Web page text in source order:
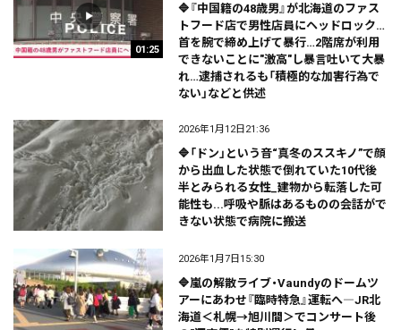
01:25
🔷『中国籍の48歳男』が北海道のファス
トフード店で男性店員にヘッドロック…
首を腕で締め上げて暴行…2階席が利用
できないことに"激高"し暴言吐いて大暴
れ…逮捕されるも「積極的な加害行為で
ない」などと供述
2026年1月12日21:36
🔷「ドン」という音“真冬のススキノ”で顔
から出血した状態で倒れていた10代後
半とみられる女性_建物から転落した可
能性も...呼吸や脈はあるものの会話がで
きない状態で病院に搬送
2026年1月7日15:30
🔷嵐の解散ライブ・Vaundyのドームツ
アーにあわせ『臨時特急』運転へ―JR北
海道＜札幌→旭川間＞でコンサート後